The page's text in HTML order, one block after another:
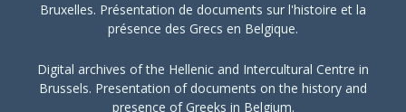
Bruxelles. Présentation de documents sur l'histoire et la
présence des Grecs en Belgique.
Digital archives of the Hellenic and Intercultural Centre in
Brussels. Presentation of documents on the history and
presence of Greeks in Belgium.